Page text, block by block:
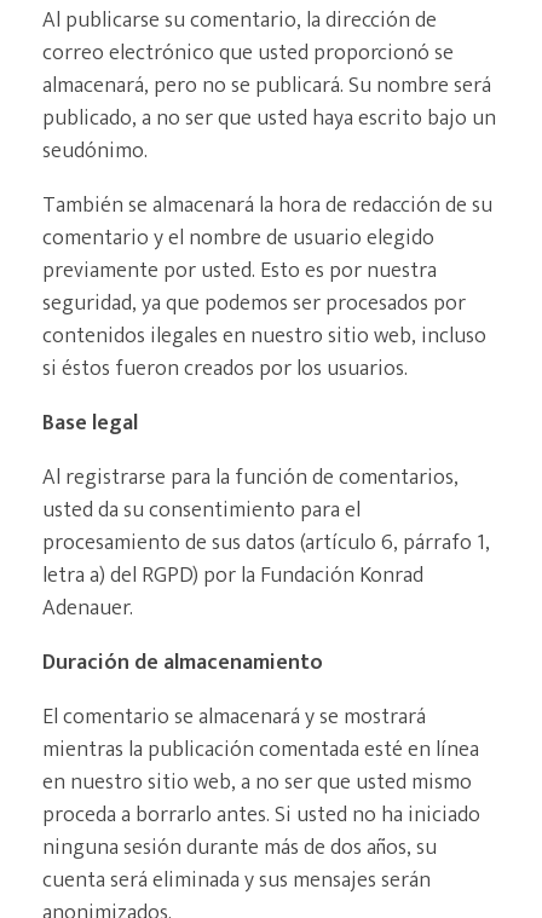
Al publicarse su comentario, la dirección de
correo electrónico que usted proporcionó se
almacenará, pero no se publicará. Su nombre será
publicado, a no ser que usted haya escrito bajo un
seudónimo.
También se almacenará la hora de redacción de su
comentario y el nombre de usuario elegido
previamente por usted. Esto es por nuestra
seguridad, ya que podemos ser procesados por
contenidos ilegales en nuestro sitio web, incluso
si éstos fueron creados por los usuarios.
Base legal
Al registrarse para la función de comentarios,
usted da su consentimiento para el
procesamiento de sus datos (artículo 6, párrafo 1,
letra a) del RGPD) por la Fundación Konrad
Adenauer.
Duración de almacenamiento
El comentario se almacenará y se mostrará
mientras la publicación comentada esté en línea
en nuestro sitio web, a no ser que usted mismo
proceda a borrarlo antes. Si usted no ha iniciado
ninguna sesión durante más de dos años, su
cuenta será eliminada y sus mensajes serán